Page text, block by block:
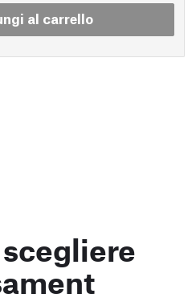
al carrello